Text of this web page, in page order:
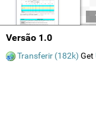
Versão 1.0
Transferir (182k) Get